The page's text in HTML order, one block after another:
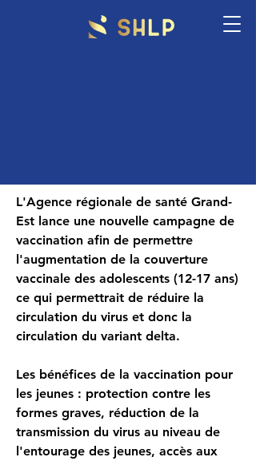
L'Agence régionale de santé Grand-
Est lance une nouvelle campagne de
vaccination afin de permettre
l'augmentation de la couverture
vaccinale des adolescents (12-17 ans)
ce qui permettrait de réduire la
circulation du virus et donc la
circulation du variant delta.
Les bénéfices de la vaccination pour
les jeunes : protection contre les
formes graves, réduction de la
transmission du virus au niveau de
l'entourage des jeunes, accès aux